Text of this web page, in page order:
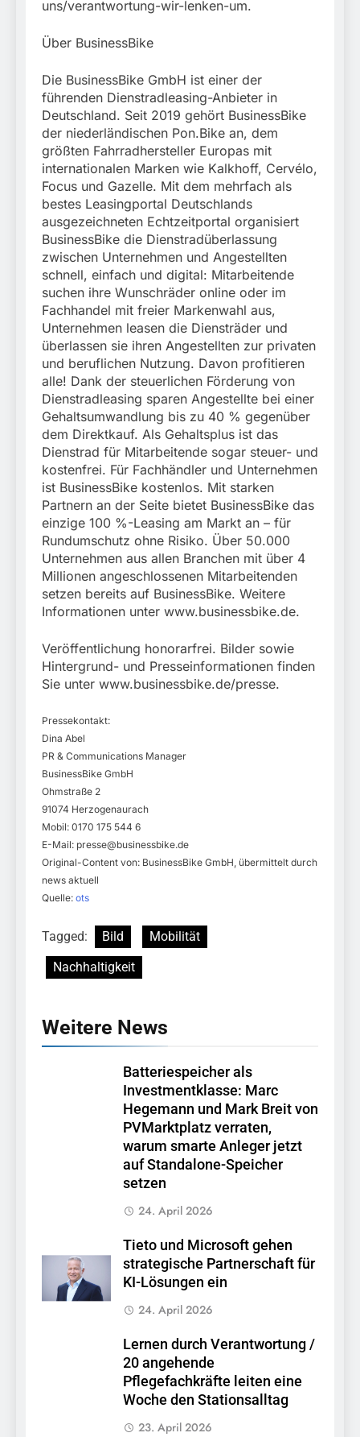
uns/verantwortung-wir-lenken-um.
Über BusinessBike
Die BusinessBike GmbH ist einer der
führenden Dienstradleasing-Anbieter in
Deutschland. Seit 2019 gehört BusinessBike
der niederländischen Pon.Bike an, dem
größten Fahrradhersteller Europas mit
internationalen Marken wie Kalkhoff, Cervélo,
Focus und Gazelle. Mit dem mehrfach als
bestes Leasingportal Deutschlands
ausgezeichneten Echtzeitportal organisiert
BusinessBike die Dienstradüberlassung
zwischen Unternehmen und Angestellten
schnell, einfach und digital: Mitarbeitende
suchen ihre Wunschräder online oder im
Fachhandel mit freier Markenwahl aus,
Unternehmen leasen die Diensträder und
überlassen sie ihren Angestellten zur privaten
und beruflichen Nutzung. Davon profitieren
alle! Dank der steuerlichen Förderung von
Dienstradleasing sparen Angestellte bei einer
Gehaltsumwandlung bis zu 40 % gegenüber
dem Direktkauf. Als Gehaltsplus ist das
Dienstrad für Mitarbeitende sogar steuer- und
kostenfrei. Für Fachhändler und Unternehmen
ist BusinessBike kostenlos. Mit starken
Partnern an der Seite bietet BusinessBike das
einzige 100 %-Leasing am Markt an – für
Rundumschutz ohne Risiko. Über 50.000
Unternehmen aus allen Branchen mit über 4
Millionen angeschlossenen Mitarbeitenden
setzen bereits auf BusinessBike. Weitere
Informationen unter www.businessbike.de.
Veröffentlichung honorarfrei. Bilder sowie
Hintergrund- und Presseinformationen finden
Sie unter www.businessbike.de/presse.
Pressekontakt:
Dina Abel
PR & Communications Manager
BusinessBike GmbH
Ohmstraße 2
91074 Herzogenaurach
Mobil: 0170 175 544 6
E-Mail: presse@businessbike.de
Original-Content von: BusinessBike GmbH, übermittelt durch
news aktuell
Quelle: ots
Tagged: Bild
Mobilität
Nachhaltigkeit
Weitere News
Batteriespeicher als
Investmentklasse: Marc
Hegemann und Mark Breit von
PVMarktplatz verraten,
warum smarte Anleger jetzt
auf Standalone-Speicher
setzen
24. April 2026
Tieto und Microsoft gehen
strategische Partnerschaft für
KI-Lösungen ein
24. April 2026
Lernen durch Verantwortung /
20 angehende
Pflegefachkräfte leiten eine
Woche den Stationsalltag
23. April 2026